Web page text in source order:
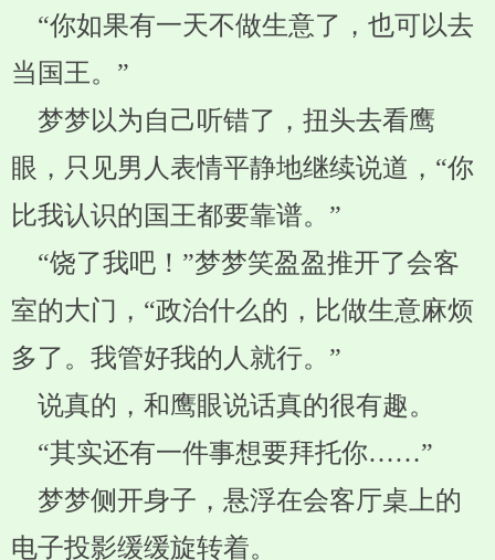
“你如果有一天不做生意了，也可以去
当国王。”
梦梦以为自己听错了，扭头去看鹰
眼，只见男人表情平静地继续说道，“你
比我认识的国王都要靠谱。”
“饶了我吧！”梦梦笑盈盈推开了会客
室的大门，“政治什么的，比做生意麻烦
多了。我管好我的人就行。”
说真的，和鹰眼说话真的很有趣。
“其实还有一件事想要拜托你……”
梦梦侧开身子，悬浮在会客厅桌上的
电子投影缓缓旋转着。